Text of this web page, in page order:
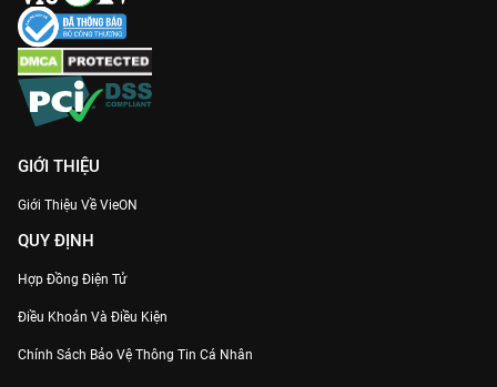
GIỚI THIỆU
Giới Thiệu Về VieON
QUY ĐỊNH
Hợp Đồng Điện Tử
Điều Khoản Và Điều Kiện
Chính Sách Bảo Vệ Thông Tin Cá Nhân